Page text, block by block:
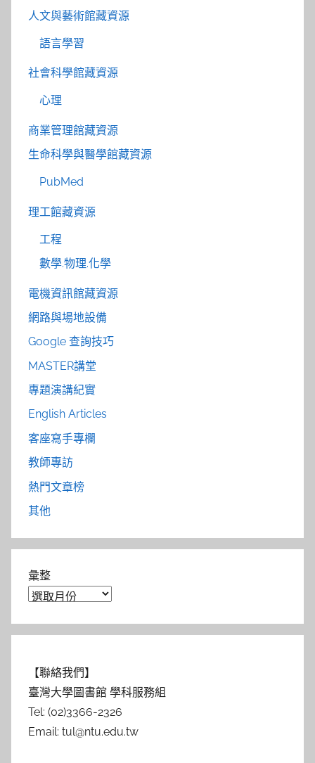
人文與藝術館藏資源
語言學習
社會科學館藏資源
心理
商業管理館藏資源
生命科學與醫學館藏資源
PubMed
理工館藏資源
工程
數學.物理.化學
電機資訊館藏資源
網路與場地設備
Google 查詢技巧
MASTER講堂
專題演講紀實
English Articles
客座寫手專欄
教師專訪
熱門文章榜
其他
彙整
【聯絡我們】
臺灣大學圖書館 學科服務組
Tel: (02)3366-2326
Email: tul@ntu.edu.tw